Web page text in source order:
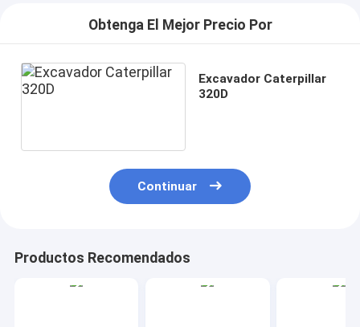
Obtenga El Mejor Precio Por
Excavador Caterpillar
320D
Continuar
Productos Recomendados